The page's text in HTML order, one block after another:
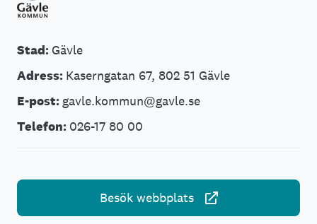
Stad: Gävle
Adress: Kaserngatan 67, 802 51 Gävle
E-post: gavle.kommun@gavle.se
Telefon: 026-17 80 00
Besök webbplats